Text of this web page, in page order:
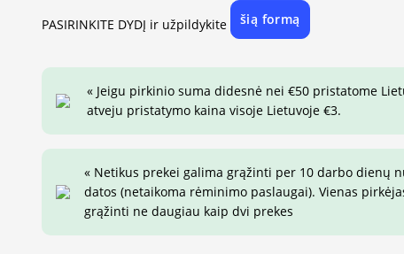
PASIRINKITE DYDĮ ir užpildykite šią formą
« Jeigu pirkinio suma didesnė nei €50 pristatome
atveju pristatymo kaina visoje Lietuvoje €3.
« Netikus prekei galima grąžinti per 10 darbo dienų
datos (netaikoma rėminimo paslaugai). Vienas
grąžinti ne daugiau kaip dvi prekes